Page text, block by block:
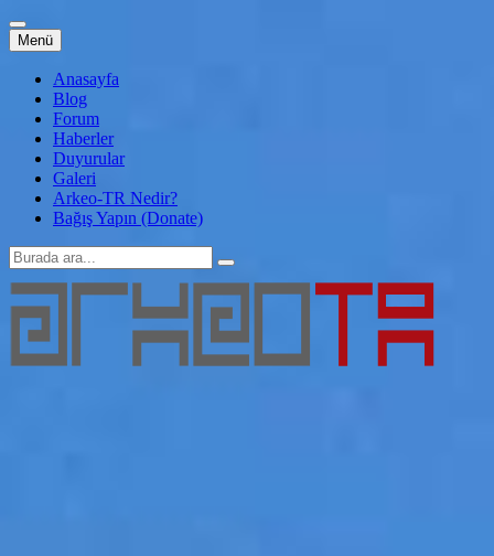
Menü İçeriğe
atla
Anasayfa
Blog
Forum
Haberler
Duyurular
Galeri
Arkeo-TR Nedir?
Bağış Yapın (Donate)
Arama: